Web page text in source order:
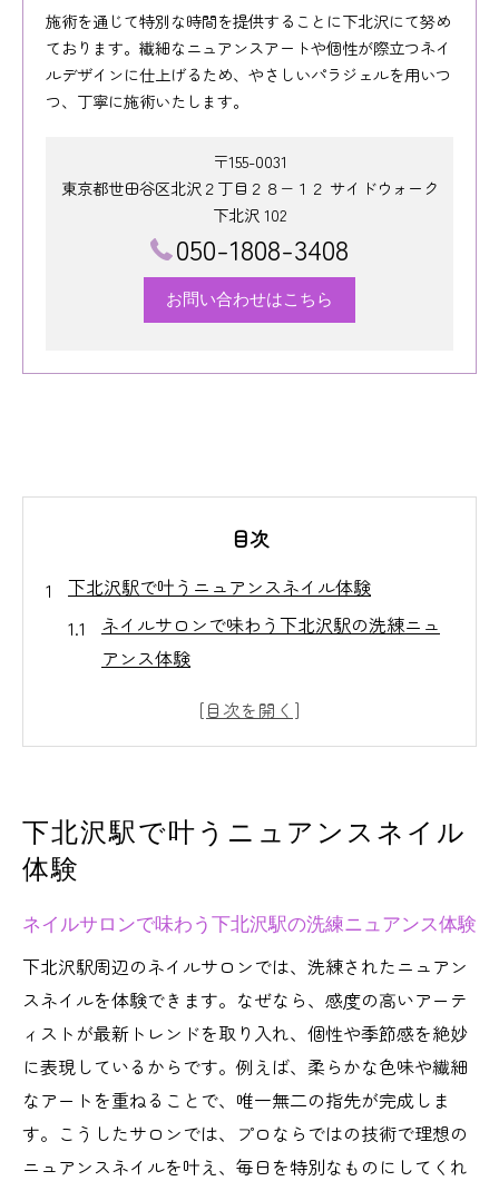
施術を通じて特別な時間を提供することに下北沢にて努め
ております。繊細なニュアンスアートや個性が際立つネイ
ルデザインに仕上げるため、やさしいパラジェルを用いつ
つ、丁寧に施術いたします。
〒155-0031
東京都世田谷区北沢２丁目２８−１２ サイドウォーク
下北沢 102
050-1808-3408
お問い合わせはこちら
目次
下北沢駅で叶うニュアンスネイル体験
ネイルサロンで味わう下北沢駅の洗練ニュ
アンス体験
下北沢駅エリアのネイルサロンが叶える個
ネイルサロン選びで広がる下北沢駅の魅力
ネイルサロンで自分らしいニュアンスを楽
下北沢駅のネイルサロン体験で日常に彩り
をプラス
自分らしさを表現できるネイルサロン案内
ネイルサロンが提案する自分らしいニュア
ンスデザイン
下北沢駅周辺のネイルサロンで叶う個性表
下北沢駅で叶うニュアンスネイル
体験
ネイルサロンで味わう下北沢駅の洗練ニュアンス体験
下北沢駅周辺のネイルサロンでは、洗練されたニュアン
スネイルを体験できます。なぜなら、感度の高いアーテ
ィストが最新トレンドを取り入れ、個性や季節感を絶妙
に表現しているからです。例えば、柔らかな色味や繊細
なアートを重ねることで、唯一無二の指先が完成しま
す。こうしたサロンでは、プロならではの技術で理想の
ニュアンスネイルを叶え、毎日を特別なものにしてくれ